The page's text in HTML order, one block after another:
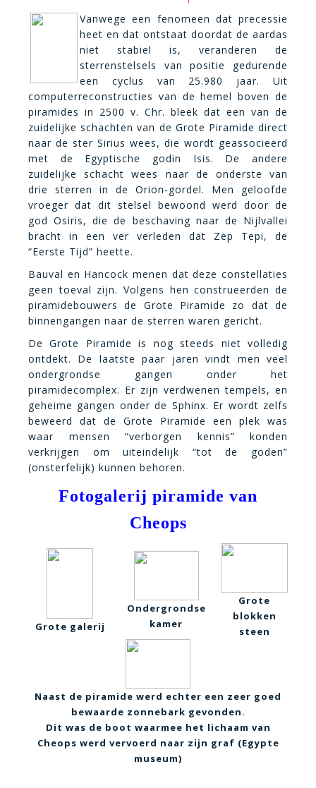
Vanwege een fenomeen dat precessie
heet en dat ontstaat doordat de aardas
niet stabiel is, veranderen de
sterrenstelsels van positie gedurende
een cyclus van 25.980 jaar. Uit
computerreconstructies van de hemel boven de
piramides in 2500 v. Chr. bleek dat een van de
zuidelijke schachten van de Grote Piramide direct
naar de ster Sirius wees, die wordt geassocieerd
met de Egyptische godin Isis. De andere
zuidelijke schacht wees naar de onderste van
drie sterren in de Orion-gordel. Men geloofde
vroeger dat dit stelsel bewoond werd door de
god Osiris, die de beschaving naar de Nijlvallei
bracht in een ver verleden dat Zep Tepi, de
“Eerste Tijd” heette.
Bauval en Hancock menen dat deze constellaties
geen toeval zijn. Volgens hen construeerden de
piramidebouwers de Grote Piramide zo dat de
binnengangen naar de sterren waren gericht.
De Grote Piramide is nog steeds niet volledig
ontdekt. De laatste paar jaren vindt men veel
ondergrondse gangen onder het
piramidecomplex. Er zijn verdwenen tempels, en
geheime gangen onder de Sphinx. Er wordt zelfs
beweerd dat de Grote Piramide een plek was
waar mensen “verborgen kennis” konden
verkrijgen om uiteindelijk “tot de goden”
(onsterfelijk) kunnen behoren.
Fotogalerij piramide van
Cheops
Grote galerij
Ondergrondse
kamer
Grote
blokken
steen
Naast de piramide werd echter een zeer goed
bewaarde zonnebark gevonden.
Dit was de boot waarmee het lichaam van
Cheops werd vervoerd naar zijn graf (Egypte
museum)